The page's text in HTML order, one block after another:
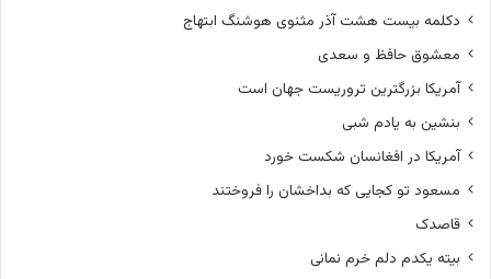
دکلمه بیست هشت آذر مثنوی هوشنگ ابتهاج
معشوق حافظ و سعدی
آمریکا بزرگترین تروریست جهان است
بنشین به یادم شبی
آمریکا در افغانسان شکست خورد
مسعود تو کجایی که بداخشان را فروختند
قاصدک
بیته یکدم دلم خرم نمانی